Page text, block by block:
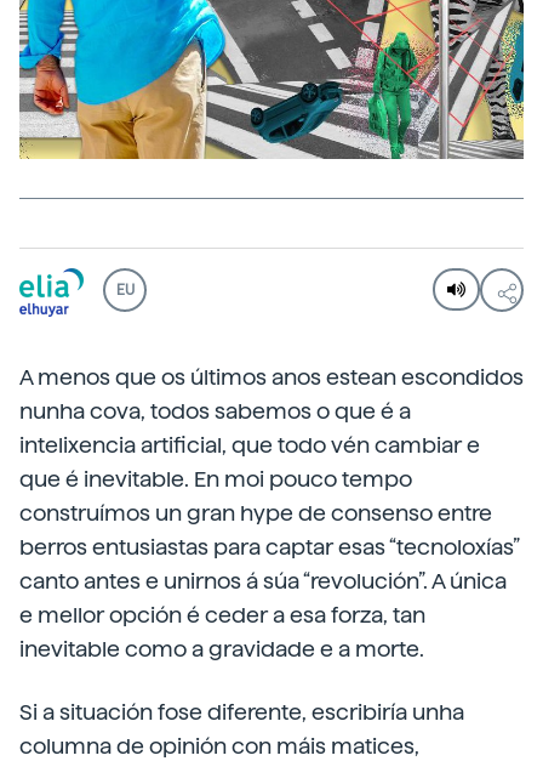
EU
A menos que os últimos anos estean escondidos
nunha cova, todos sabemos o que é a
intelixencia artificial, que todo vén cambiar e
que é inevitable. En moi pouco tempo
construímos un gran hype de consenso entre
berros entusiastas para captar esas “tecnoloxías”
canto antes e unirnos á súa “revolución”. A única
e mellor opción é ceder a esa forza, tan
inevitable como a gravidade e a morte.
Si a situación fose diferente, escribiría unha
columna de opinión con máis matices,